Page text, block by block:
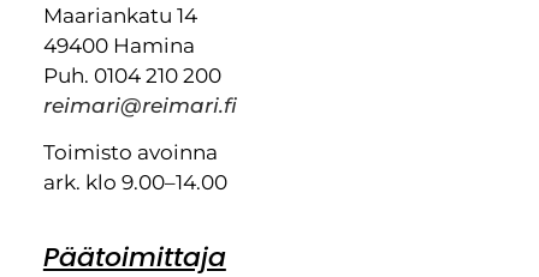
Maariankatu 14
49400 Hamina
Puh. 0104 210 200
reimari@reimari.fi
Toimisto avoinna
ark. klo 9.00–14.00
Päätoimittaja